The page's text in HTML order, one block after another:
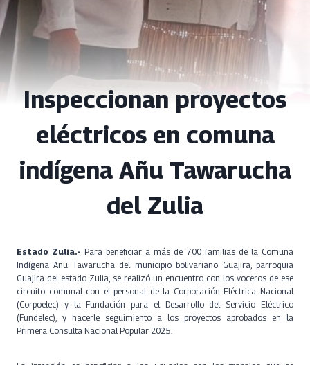
Inspeccionan proyectos
eléctricos en comuna
indígena Añu Tawarucha
del Zulia
Estado Zulia.- Para beneficiar a más de 700 familias de la Comuna
Indígena Añu Tawarucha del municipio bolivariano Guajira, parroquia
Guajira del estado Zulia, se realizó un encuentro con los voceros de ese
circuito comunal con el personal de la Corporación Eléctrica Nacional
(Corpoelec) y la Fundación para el Desarrollo del Servicio Eléctrico
(Fundelec), y hacerle seguimiento a los proyectos aprobados en la
Primera Consulta Nacional Popular 2025.